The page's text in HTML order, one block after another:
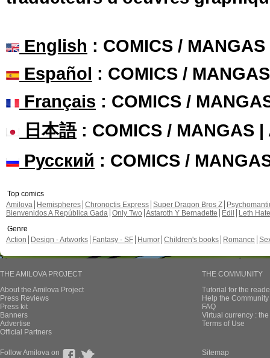
English : COMICS /
Español : COMICS /
Français : COMICS /
日本語: COMICS / MANGAS |
Русский : COMICS /
Top comics
Amilova
Hemispheres Chronoctis Express Super Dragon Bros Z
Bienvenidos A República Gada Only Two Astaroth Y Bernadette Edil
Leth Hate
Genre
Action
Design - Artworks Fantasy - SF Humor Children's books Romance
THE AMILOVA PROJECT
About the Amilova Project
Press Reviews
Press kit
Banners
Advertise
Official Partners
THE COMMUNITY
Tutorial for the
Help the
FAQ
Virtual currency :
Terms of Use
Follow Amilova on Sitemap